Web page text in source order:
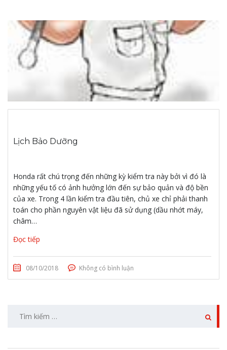
Lịch Bảo Dưỡng
Honda rất chú trọng đến những kỳ kiểm tra này bởi vì đó là
những yếu tố có ảnh hưởng lớn đến sự bảo quản và độ bền
của xe. Trong 4 lần kiểm tra đầu tiên, chủ xe chỉ phải thanh
toán cho phần nguyên vật liệu đã sử dụng (dầu nhớt máy,
châm…
Đọc tiếp
08/10/2018 Không có bình luận